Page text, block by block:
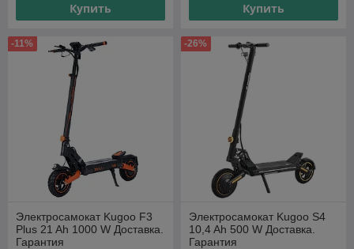
Купить Купить
-11%
Электросамокат Kugoo F3
Plus 21 Ah 1000 W Доставка.
Гарантия
-26%
Электросамокат Kugoo S4
10,4 Ah 500 W Доставка.
Гарантия